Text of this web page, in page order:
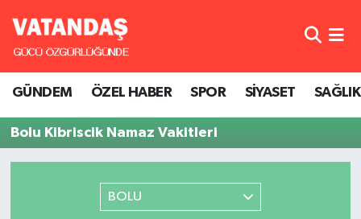
GÜNDEM ÖZEL HABER SPOR SİYASET SAĞLIK
Bolu Kibriscik Namaz Vakitleri
BOLU
GÜNDEM
Hava Durumu
Tüm Manşetler